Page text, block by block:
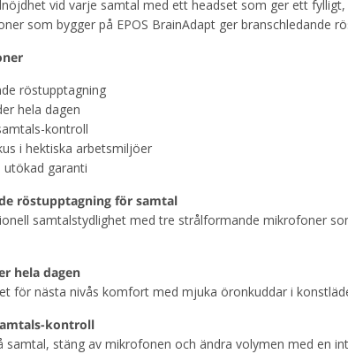
vid varje samtal med ett headset som ger ett
som bygger på EPOS BrainAdapt ger branschledande
röstupptagning
hela dagen
kontroll
i hektiska arbetsmiljöer
utökad garanti
röstupptagning för samtal
samtalstydlighet med tre strålformande mikrofoner
hela dagen
för nästa nivås komfort med mjuka öronkuddar i
kontroll
samtal, stäng av mikrofonen och ändra volymen med en